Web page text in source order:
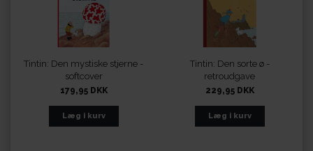
Tintin: Den mystiske stjerne -
softcover
179,95 DKK
Tintin: Den sorte ø -
retroudgave
229,95 DKK